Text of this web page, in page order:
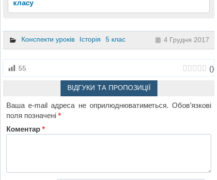
класу
Конспекти уроків Історія 5 клас 4 Грудня 2017
55 ()
ВІДГУКИ ТА ПРОПОЗИЦІЇ
Ваша e-mail адреса не оприлюднюватиметься. Обов’язкові
поля позначені*
Коментар*